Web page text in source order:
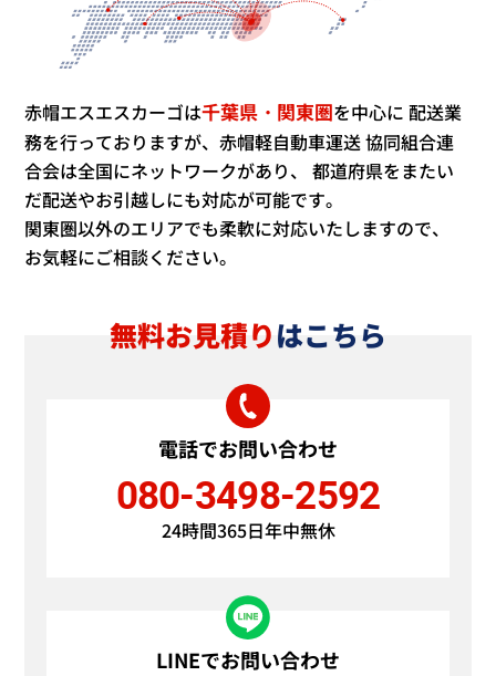
赤帽エスエスカーゴは千葉県・関東圏を中心に 配送業
務を行っておりますが、赤帽軽自動車運送協同組合連
合会は全国にネットワークがあり、 都道府県をまたい
だ配送やお引越しにも対応が可能です。
関東圏以外のエリアでも柔軟に対応いたしますので、
お気軽にご相談ください。
無料お見積りはこちら
電話でお問い合わせ
080-3498-2592
24時間365日年中無休
LINEでお問い合わせ